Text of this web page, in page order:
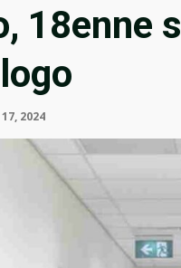
18enne
2024